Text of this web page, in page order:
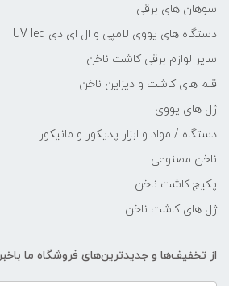
سوهان های برقی
دستگاه های یووی لامپی و ال ای دی UV led
سایر لوازم برقی کاشت ناخن
قلم های کاشت و دیزاین ناخن
ژل های یووی
دستگاه / مواد و ابزار پدیکور و مانیکور
ناخن مصنوعی
پکیج کاشت ناخن
ژل های کاشت ناخن
از تخفیف‌ها و جدیدترین‌های فروشگاه ما